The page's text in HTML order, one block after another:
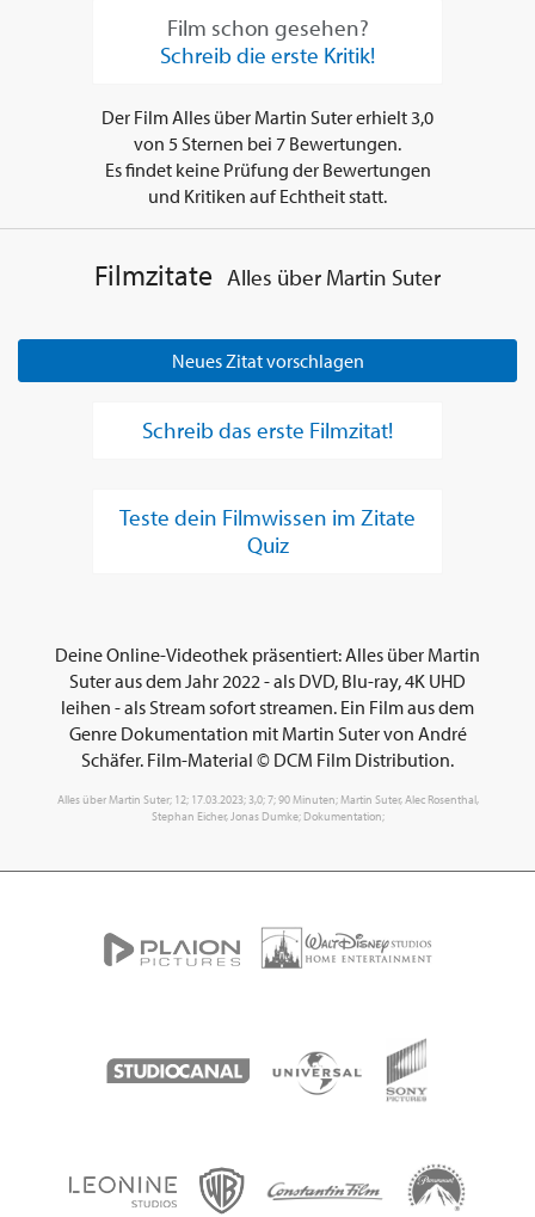
Film schon gesehen?
Schreib die erste Kritik!
Der Film Alles über Martin Sutererhielt 3,0
von 5 Sternen bei 7 Bewertungen.
Es findet keine Prüfung der Bewertungen
und Kritiken auf Echtheit statt.
Filmzitate Alles über Martin Suter
Neues Zitat vorschlagen
Schreib das erste Filmzitat!
Teste dein Filmwissen im Zitate
Quiz
Deine Online-Videothek präsentiert: Alles über Martin
Suter aus dem Jahr 2022 - als DVD, Blu-ray, 4K UHD
leihen - als Stream sofort streamen. Ein Film aus dem
Genre Dokumentation mit Martin Suter von André
Schäfer. Film-Material © DCM Film Distribution.
Alles über Martin Suter; 12; 17.03.2023; 3,0; 7; 90 Minuten; Martin Suter, Alec Rosenthal,
Stephan Eicher, Jonas Dumke; Dokumentation;